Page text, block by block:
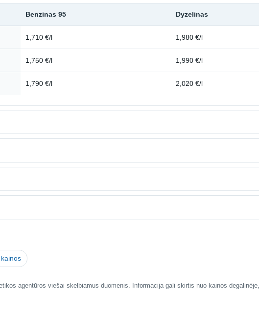
Benzinas 95 Dyzelinas
1,710 €/l 1,980 €/l
1,750 €/l 1,990 €/l
1,790 €/l 2,020 €/l
agentūros viešai skelbiamus duomenis. Informacija gali skirtis nuo kainos